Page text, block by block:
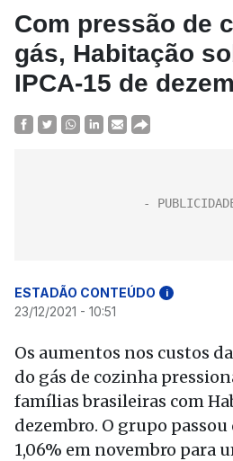
Com pressão de
gás, Habitação
IPCA-15 de
ESTADÃO CONTEÚDO i
23/12/2021 - 10:51
Os aumentos nos custos
do gás de cozinha
famílias brasileiras com
dezembro. O grupo
1,06% em novembro para